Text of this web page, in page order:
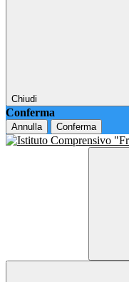
Chiudi
Conferma
Annulla Conferma